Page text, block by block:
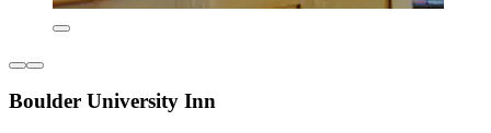
Boulder University Inn